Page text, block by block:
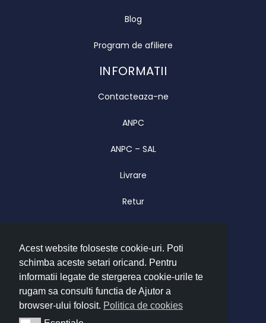
Acest website foloseste cookie-uri. Poti
schimba aceste setari oricand. Pentru
informatii legate de stergerea cookie-urile te
rugam sa consulti functia de Ajutor a
browser-ului folosit. Politica de cookies
Blog
Program de afiliere
INFORMATII
Contacteaza-ne
ANPC
ANPC – SAL
Livrare
Retur
CONTACT
Luni – Vineri 09.00 – 17.00
office@imatrend.ro